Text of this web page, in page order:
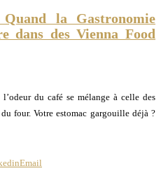
la Gastronomie
dans des Vienna Food
du café se mélange à celle des
four. Votre estomac gargouille déjà ?
Email